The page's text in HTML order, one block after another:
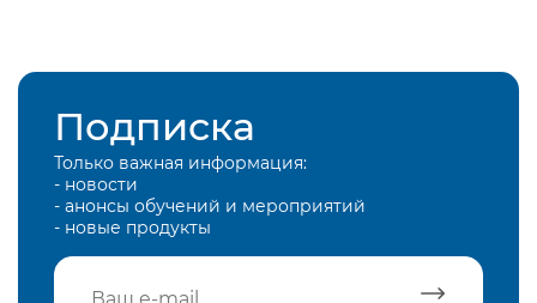
Подписка
Только важная информация:
- новости
- анонсы обучений и мероприятий
- новые продукты